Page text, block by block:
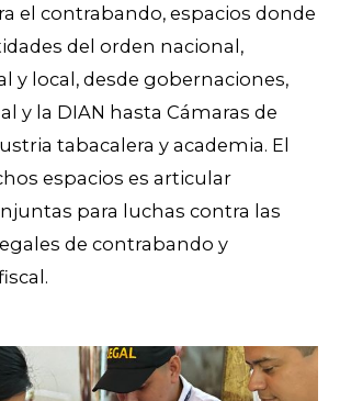
el contrabando, espacios donde
del orden nacional,
y local, desde gobernaciones,
y la DIAN hasta Cámaras de
tabacalera y academia. El
espacios es articular
para luchas contra las
de contrabando y